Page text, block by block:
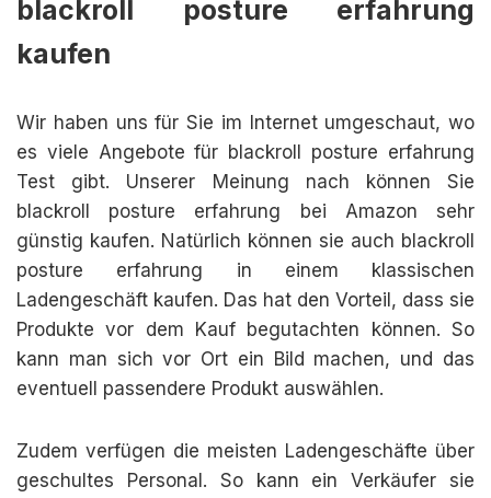
blackroll posture erfahrung
kaufen
Wir haben uns für Sie im Internet umgeschaut, wo
es viele Angebote für blackroll posture erfahrung
Test gibt. Unserer Meinung nach können Sie
blackroll posture erfahrung bei Amazon sehr
günstig kaufen. Natürlich können sie auch blackroll
posture erfahrung in einem klassischen
Ladengeschäft kaufen. Das hat den Vorteil, dass sie
Produkte vor dem Kauf begutachten können. So
kann man sich vor Ort ein Bild machen, und das
eventuell passendere Produkt auswählen.
Zudem verfügen die meisten Ladengeschäfte über
geschultes Personal. So kann ein Verkäufer sie